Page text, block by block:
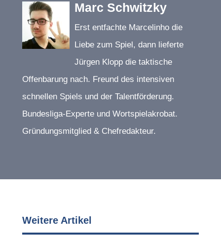
Marc Schwitzky
Erst entfachte Marcelinho die
Liebe zum Spiel, dann lieferte
Jürgen Klopp die taktische
Offenbarung nach. Freund des intensiven
schnellen Spiels und der Talentförderung.
Bundesliga-Experte und Wortspielakrobat.
Gründungsmitglied & Chefredakteur.
Weitere Artikel